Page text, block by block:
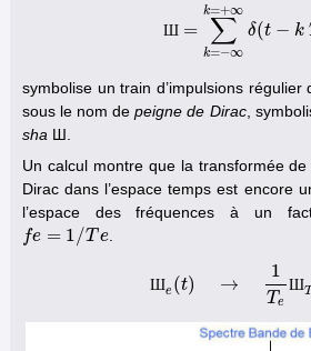
Ш = ∑
k=−∞
k=+∞
δ(t − k
Ш=∑ −∞ =+∞ δ(t −k
symbolise un train d’impulsions
sous le nom depeigne de Dirac,
sha Ш.
Un calcul montre que la transformée
Dirac dans l’espace temps est encore
l’espace des fréquences à un
fe = 1/Te
fe= 1/T e .
Шe (t) →
1
Te
Ш
Ш )→1 ШTe(t)